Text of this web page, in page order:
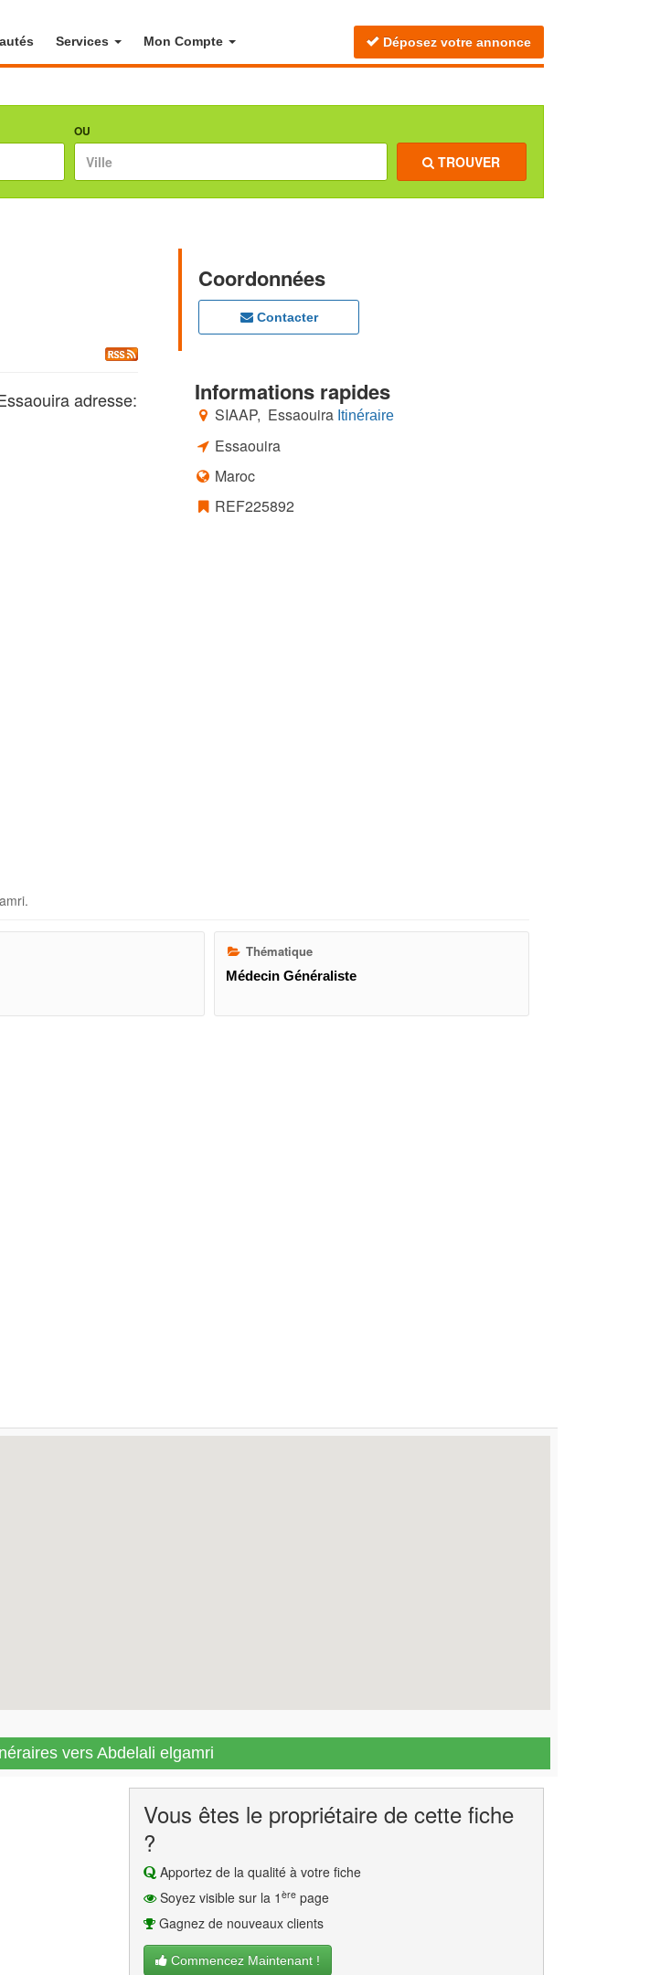
Services Mon Compte Déposez votre annonce
OU
TROUVER
adresse:
Coordonnées
Contacter
Informations rapides
SIAAP, Essaouira Itinéraire
Essaouira
Maroc
REF225892
.
Thématique
Médecin Généraliste
vers Abdelali elgamri
Vous êtes le propriétaire de cette fiche
?
Apportez de la qualité à votre fiche
Soyez visible sur la 1 èrepage
Gagnez de nouveaux clients
Commencez Maintenant !